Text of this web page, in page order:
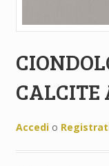
CALCITE
Accedio